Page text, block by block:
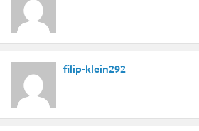
filip-klein292